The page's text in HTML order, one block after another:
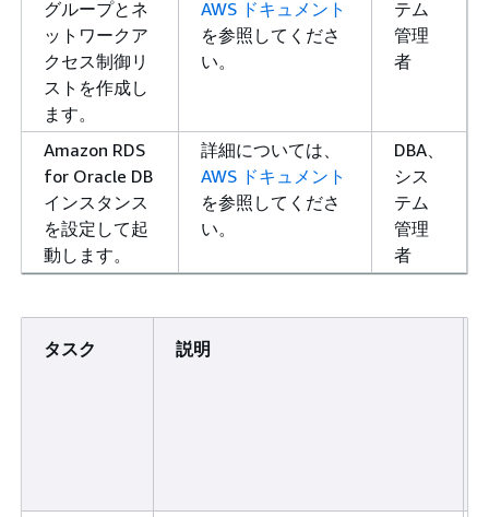
グループとネ
ットワークア
クセス制御リ
ストを作成し
ます。
AWS ドキュメント
を参照してくださ
い。
テム
管理
者
Amazon RDS
for Oracle DB
インスタンス
を設定して起
動します。
詳細については、
AWS ドキュメント
を参照してくださ
い。
DBA、
シス
テム
管理
者
タスク 説明